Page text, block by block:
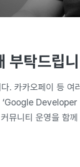
부탁드립
. 카카오페이 등 여
‘Google
니티 운영을 함께